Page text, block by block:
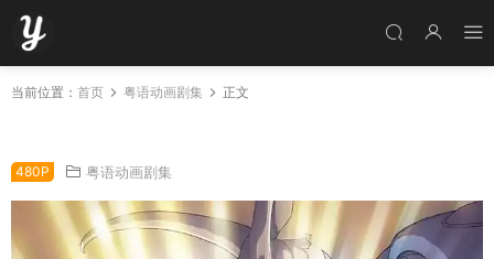
当前位置： 首页 粤语动画剧集 正文
480P 粤语动画剧集